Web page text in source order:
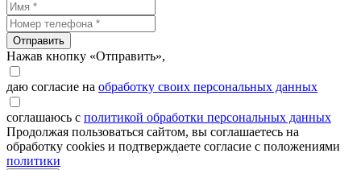
Отправить
Нажав кнопку «Отправить»,
даю согласие на обработку своих персональных данных
соглашаюсь с политикой обработки персональных данных
Продолжая пользоваться сайтом, вы соглашаетесь на
обработку cookies и подтверждаете согласие с положениями
политики